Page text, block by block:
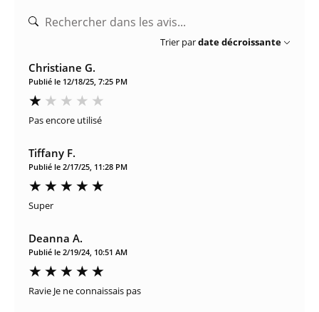
Trier pardate décroissante
Christiane G.
Publié le 12/18/25, 7:25 PM
Pas encore utilisé
Tiffany F.
Publié le 2/17/25, 11:28 PM
Super
Deanna A.
Publié le 2/19/24, 10:51 AM
Ravie Je ne connaissais pas